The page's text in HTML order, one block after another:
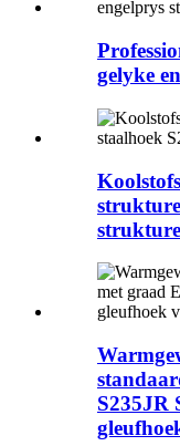
gelyke
S235JR